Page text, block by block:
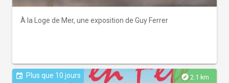
À la Loge de Mer, une exposition de Guy Ferrer
explore2.1 km
event Plus que 10 jours